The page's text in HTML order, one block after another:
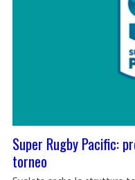
Super Rugby Pacific:
torneo